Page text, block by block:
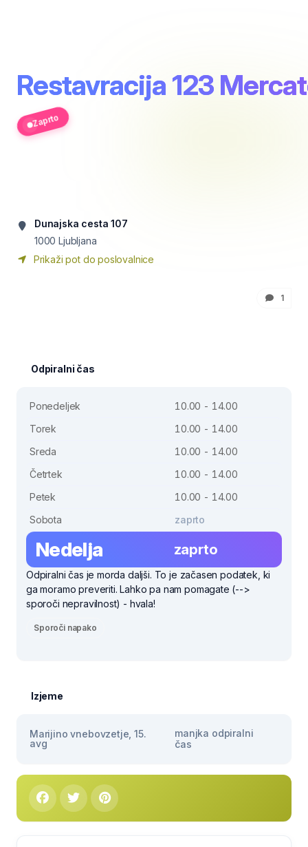
Restavracija 123
Zaprto
Dunajska cesta 107
1000 Ljubljana
Prikaži pot do poslovalnice
1
Odpiralni čas
Ponedeljek
10.00 - 14.00
Torek
10.00 - 14.00
Sreda
10.00 - 14.00
Četrtek
10.00 - 14.00
Petek
10.00 - 14.00
Sobota
zaprto
Nedelja zaprto
Odpiralni čas je morda daljši. To je začasen podatek, ki
ga moramo preveriti. Lahko pa nam pomagate (-->
sporoči nepravilnost) - hvala!
Sporoči napako
Izjeme
Marijino vnebovzetje, 15.
avg
manjka odpiralni
čas